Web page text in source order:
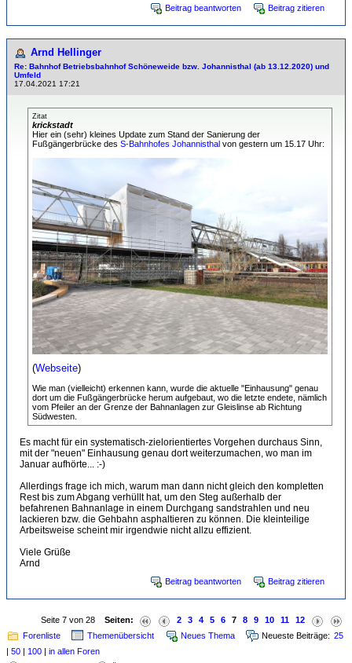
Beitrag beantworten Beitrag zitieren
Arnd Hellinger
Re: Bahnhof Betriebsbahnhof Schöneweide bzw. Johannisthal (ab 13.12.2020) und
Umfeld
17.04.2021 17:21
Zitat
krickstadt
Hier ein (sehr) kleines Update zum Stand der Sanierung der
Fußgängerbrücke des S-Bahnhofes Johannisthal von gestern um 15.17 Uhr:
(Webseite)
Wie man (vielleicht) erkennen kann, wurde die aktuelle "Einhausung" genau
dort um die Fußgängerbrücke herum aufgebaut, wo die letzte endete, nämlich
vom Pfeiler an der Grenze der Bahnanlagen zur Gleislinse ab Richtung
Südwesten.
Es macht für ein systematisch-zielorientiertes Vorgehen durchaus Sinn,
mit der "neuen" Einhausung genau dort weiterzumachen, wo man im
Januar aufhörte... :-)
Allerdings frage ich mich, warum man dann nicht gleich den kompletten
Rest bis zum Abgang verhüllt hat, um den Steg außerhalb der
befahrenen Bahnanlage in einem Durchgang sandstrahlen und neu
lackieren bzw. die Gehbahn asphaltieren zu können. Die kleinteilige
Arbeitsweise scheint mir irgendwie nicht allzu effizient.
Viele Grüße
Arnd
Beitrag beantworten Beitrag zitieren
Seite 7 von 28 Seiten: 2 3 4 5 6 7 8 9 10 11
12
Forenliste
Themenübersicht Neues Thema Neueste Beiträge: 25
50 100
in allen Foren